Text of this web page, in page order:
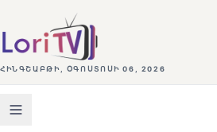
ՀԻՆԳՇԱԲԹԻ, ՕԳՈՍՏՈՍԻ 06, 2026